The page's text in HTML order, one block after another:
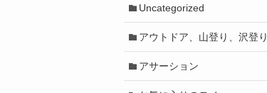
Uncategorized
アウトドア、山登り、沢登り
アサーション